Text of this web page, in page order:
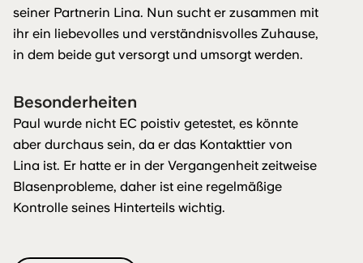
seiner Partnerin Lina. Nun sucht er zusammen mit
ihr ein liebevolles und verständnisvolles Zuhause,
in dem beide gut versorgt und umsorgt werden.
Besonderheiten
Paul wurde nicht EC poistiv getestet, es könnte
aber durchaus sein, da er das Kontakttier von
Lina ist. Er hatte er in der Vergangenheit zeitweise
Blasenprobleme, daher ist eine regelmäßige
Kontrolle seines Hinterteils wichtig.